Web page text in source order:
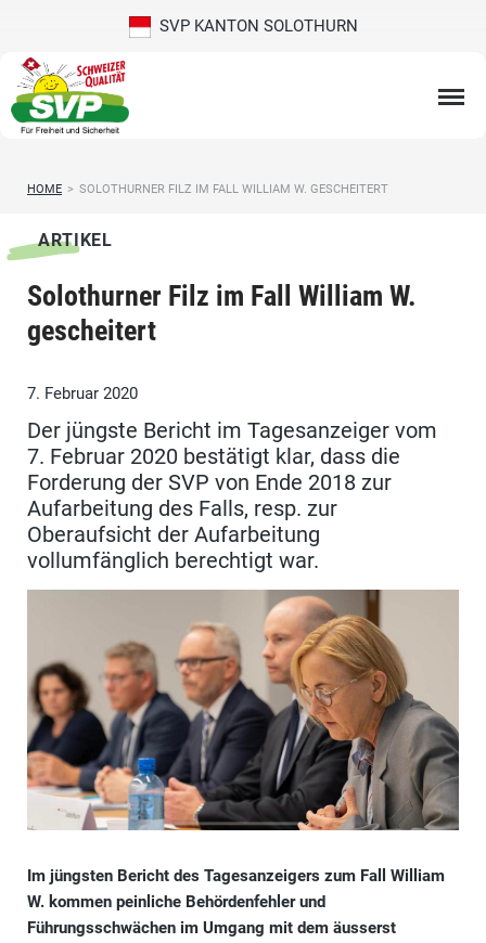
SVP KANTON SOLOTHURN
HOME > SOLOTHURNER FILZ IM FALL WILLIAM W. GESCHEITERT
ARTIKEL
Solothurner Filz im Fall William W.
gescheitert
7. Februar 2020
Der jüngste Bericht im Tagesanzeiger vom
7. Februar 2020 bestätigt klar, dass die
Forderung der SVP von Ende 2018 zur
Aufarbeitung des Falls, resp. zur
Oberaufsicht der Aufarbeitung
vollumfänglich berechtigt war.
Im jüngsten Bericht des Tagesanzeigers zum Fall William
W. kommen peinliche Behördenfehler und
Führungsschwächen im Umgang mit dem äusserst